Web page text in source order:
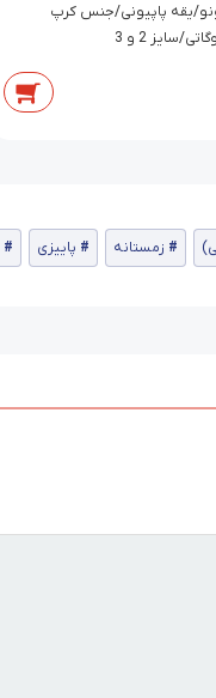
یقه پاپیونی/جنس کرپ
سایز 2 و 3
زمستانه پاییزی